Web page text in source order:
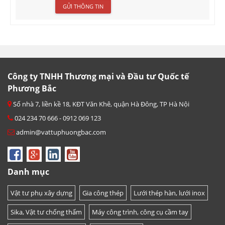
Công ty TNHH Thương mại và Đầu tư Quốc tế
Phương Bắc
Số nhà 7, liền kề 18, KĐT Văn Khê, quận Hà Đông, TP Hà Nội
024 234 70 666 - 0912 069 123
admin@vattuphuongbac.com
Danh mục
Vật tư phụ xây dựng Gia công thép Lưới thép hàn, lưới inox
Sika, Vật tư chống thấm Máy công trình, công cụ cầm tay